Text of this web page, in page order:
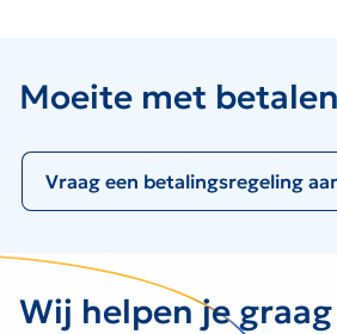
Moeite met
Vraag een betalingsregeling
Wij helpen je